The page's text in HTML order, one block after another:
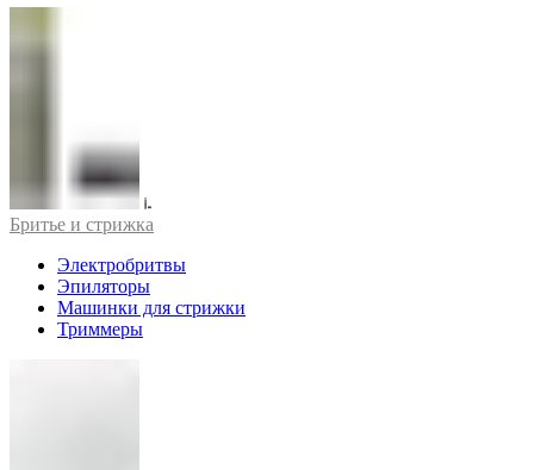
Бритье и стрижка
Электробритвы
Эпиляторы
Машинки для стрижки
Триммеры